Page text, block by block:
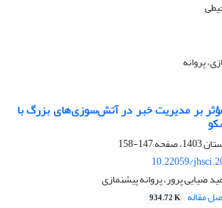
پروانه
بر مدیریت خبر در آتش‌سوزی‌های بزرگ با
147-158
10.22059/
ضیایی پرور، پروانه پیشنمازی
مقاله 934.72 K